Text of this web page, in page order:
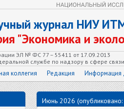
журнал НИУ
"Экономика и
ЭЛ № ФС 77 – 55411 от 17.09.2013
службе по надзору в сфере
коллегия Редакция Информация
Июнь 2026